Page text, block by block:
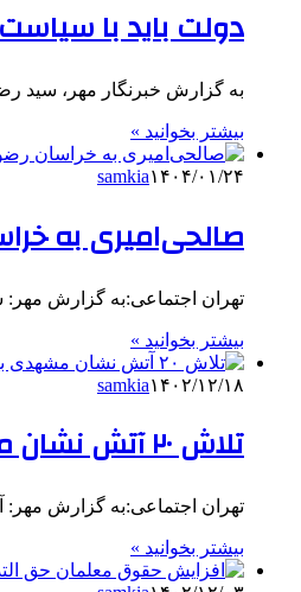
دولت باید با
به گزارش خبرنگار مهر، سید
بیشتر بخوانید »
samkia۱۴۰۴/۰۱/۲۴
صالحی‌امیری به
تهران اجتماعی:به گزارش مهر: سیدرضا
بیشتر بخوانید »
samkia۱۴۰۲/۱۲/۱۸
تلاش ۲۰ آتش نشان مشهدی برای مهار حریق یک هتل آپارتمان
تهران اجتماعی:به گزارش مهر:
بیشتر بخوانید »